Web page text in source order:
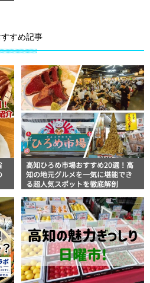
すすめ記事
高知ひろめ市場おすすめ20選！高
知の地元グルメを一気に堪能でき
る超人気スポットを徹底解剖